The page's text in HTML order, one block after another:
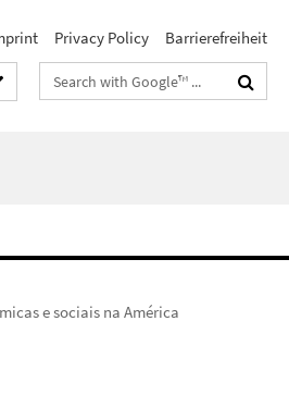
Privacy Policy Barrierefreiheit
Search
terms
e sociais na América